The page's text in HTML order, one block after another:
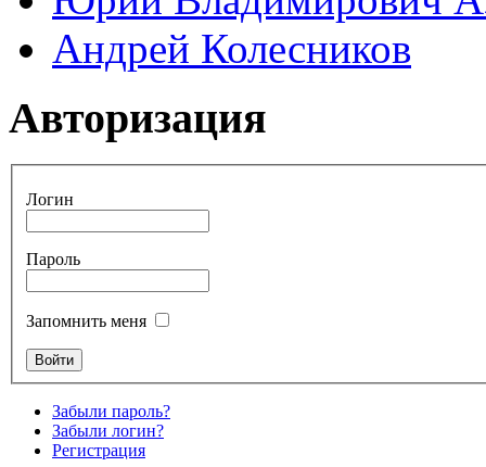
Андрей Колесников
Авторизация
Логин
Пароль
Запомнить меня
Забыли пароль?
Забыли логин?
Регистрация